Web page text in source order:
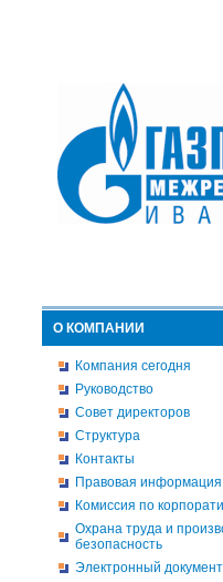
О КОМПАНИИ
Компания сегодня
Руководство
Совет директоров
Структура
Контакты
Правовая информация
Комиссия по
Охрана труда и
безопасность
Электронный